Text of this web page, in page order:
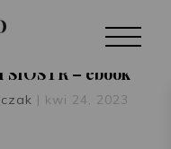
SIÓSTR – ebook
| kwi 24, 2023